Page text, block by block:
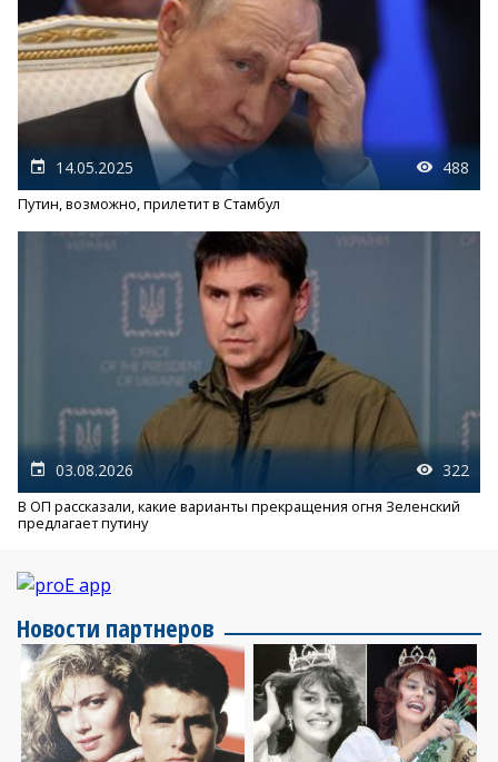
14.05.2025 488
Путин, возможно, прилетит в Стамбул
03.08.2026 322
В ОП рассказали, какие варианты прекращения огня Зеленский
предлагает путину
Новости партнеров